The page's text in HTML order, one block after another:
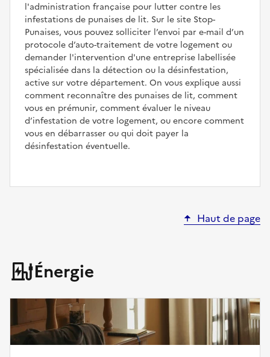
l'administration française pour lutter contre les
infestations de punaises de lit. Sur le site Stop-
Punaises, vous pouvez solliciter l’envoi par e-mail d’un
protocole d’auto-traitement de votre logement ou
demander l'intervention d'une entreprise labellisée
spécialisée dans la détection ou la désinfestation,
active sur votre département. On vous explique aussi
comment reconnaître des punaises de lit, comment
vous en prémunir, comment évaluer le niveau
d’infestation de votre logement, ou encore comment
vous en débarrasser ou qui doit payer la
désinfestation éventuelle.
Haut de page
Énergie